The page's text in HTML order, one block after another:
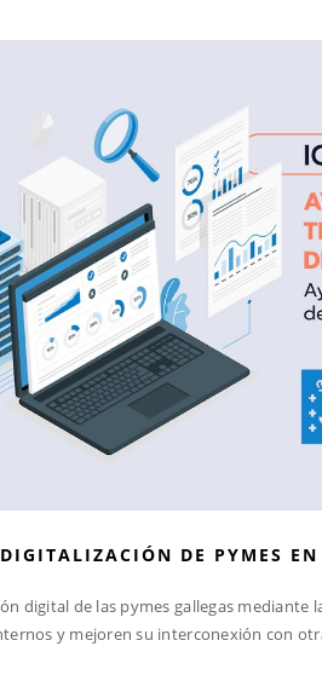
DE PYMES
digital de las pymes gallegas mediante
y mejoren su interconexión con